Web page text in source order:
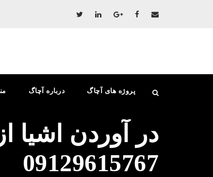
درباره آچاگ پروژه های آچاگ
در آوردن اشیا
09129615767